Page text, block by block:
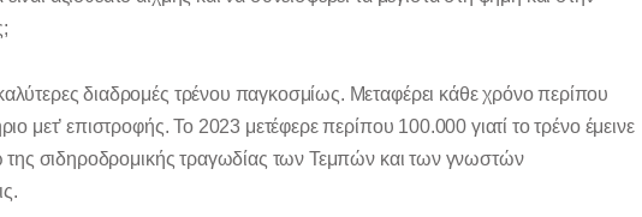
διαδρομές τρένου παγκοσμίως. Μεταφέρει κάθε χρόνο περίπου
μετ’ επιστροφής. Το 2023 μετέφερε περίπου 100.000 γιατί το τρένο έμεινε
της σιδηροδρομικής τραγωδίας των Τεμπών και των γνωστών